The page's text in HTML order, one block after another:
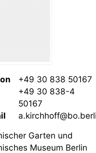
+49 30 838 50167
+49 30 838-4
50167
Garten und
Museum Berlin